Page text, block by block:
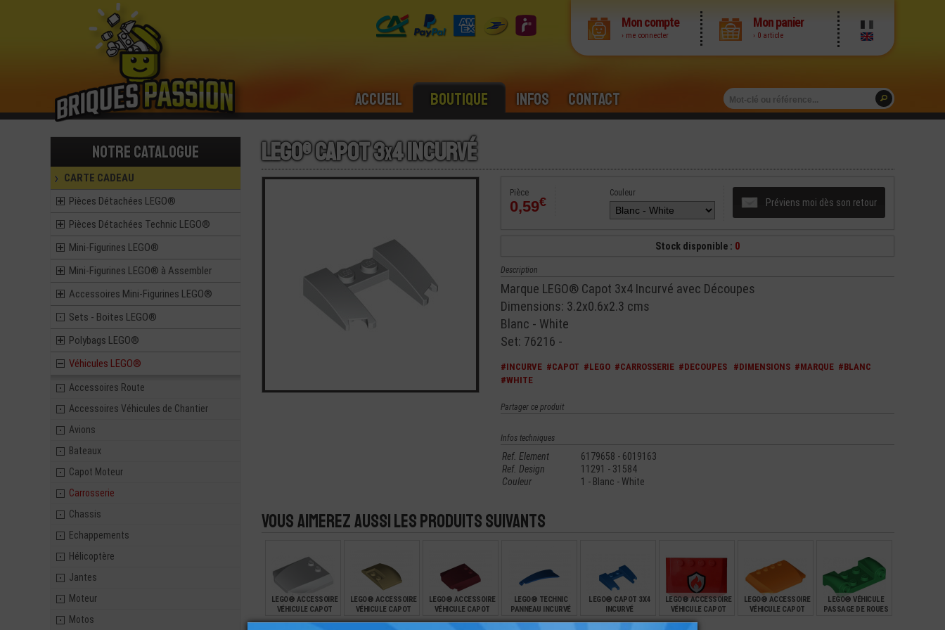
Mon compte
› me connecter
Mon panier
› 0 article
Accueil Boutique Infos Contact
Notre catalogue
CARTE CADEAU
Pièces Détachées LEGO®
Pièces Détachées Technic LEGO®
Mini-Figurines LEGO®
Mini-Figurines LEGO® à Assembler
Accessoires Mini-Figurines LEGO®
Sets - Boites LEGO®
Polybags LEGO®
Véhicules LEGO®
Accessoires Route
Accessoires Véhicules de Chantier
Avions
Bateaux
Capot Moteur
Carrosserie
Chassis
Echappements
Hélicoptère
Jantes
Moteur
Motos
LEGO® Capot 3x4 Incurvé
Pièce
0,59€ Préviens moi dès son retour
Couleur
Stock disponible : 0
Description
Marque LEGO® Capot 3x4 Incurvé avec Découpes
Dimensions: 3.2x0.6x2.3 cms
Blanc - White
Set: 76216 -
#INCURVE #CAPOT #LEGO #CARROSSERIE #DECOUPES #DIMENSIONS #MARQUE #BLANC
#WHITE
Partager ce produit
Infos techniques
Ref. Element
6179658 - 6019163
Ref. Design
11291 - 31584
Couleur
1 - Blanc - White
Vous aimerez aussi les produits suivants
LEGO® ACCESSOIRE
VÉHICULE CAPOT
MOTEUR 4X4X2/3
LEGO® ACCESSOIRE
VÉHICULE CAPOT
MOTEUR 3X4X2/3
LEGO® ACCESSOIRE
VÉHICULE CAPOT
MOTEUR 4X4X2/3
LEGO® TECHNIC
PANNEAU INCURVÉ
N°50 - 5X13
LEGO® CAPOT 3X4
INCURVÉ
LEGO® ACCESSOIRE
VÉHICULE CAPOT
MOTEUR 4X6
LEGO® ACCESSOIRE
VÉHICULE CAPOT
LEGO® VÉHICULE
PASSAGE DE ROUES